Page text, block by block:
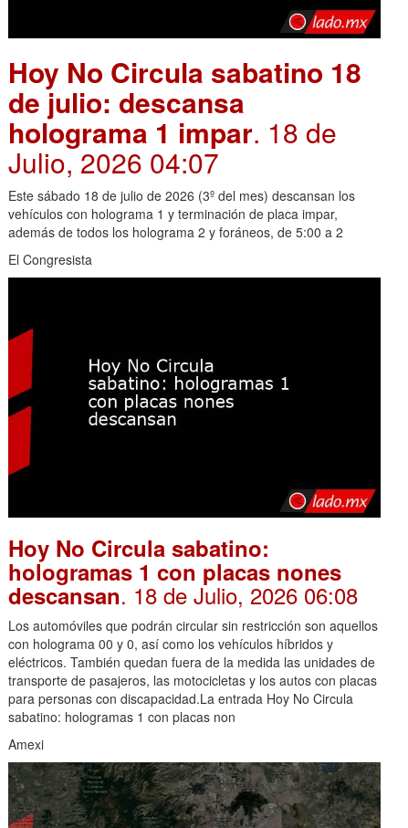
Hoy No Circula sabatino 18
de julio: descansa
holograma 1 impar. 18 de
Julio, 2026 04:07
Este sábado 18 de julio de 2026 (3º del mes) descansan los
vehículos con holograma 1 y terminación de placa impar,
además de todos los holograma 2 y foráneos, de 5:00 a 2
El Congresista
Hoy No Circula sabatino:
hologramas 1 con placas nones
descansan. 18 de Julio, 2026 06:08
Los automóviles que podrán circular sin restricción son aquellos
con holograma 00 y 0, así como los vehículos híbridos y
eléctricos. También quedan fuera de la medida las unidades de
transporte de pasajeros, las motocicletas y los autos con placas
para personas con discapacidad.La entrada Hoy No Circula
sabatino: hologramas 1 con placas non
Amexi